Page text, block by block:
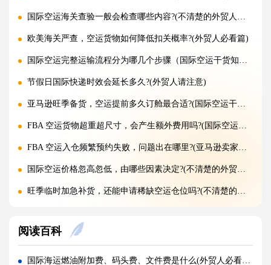
国际空运海关查验一般会检查哪些内容?(不清楚的外贸人看过来)
欧美海关严查，空运货物如何降低扣关概率?(外贸人必看篇)
国际空运完整运输流程分为哪几个步骤（国际空运干货知识分享）
节假日国际快递时效会延长多久?(外贸人请注意)
亚马逊旺季备货，空运提前多久订舱最合适?(国际空运干货知识分享)
FBA 空运货物超重超尺寸，会产生额外费用吗?(国际空运干货知识分享)
FBA 空运入仓频繁预约失败，问题出在哪里?(亚马逊卖家请注意)
国际空运价格忽高忽低，由哪些因素决定?(不清楚的外贸人看过来)
旺季临时加急补货，还能申请稀缺空运仓位吗?(不清楚的外贸人看过来)
实木托盘无 IPPC 标识，空运落地除销毁外有哪些整改方式(国际空运干货知识分享)
空运到仓长期不上架，如何区分物流延误与亚马逊仓内拥堵?(国际空运干货知识分享)
阅读百科
国际海运燃油附加费、码头费、文件费是什么(外贸人必看篇)